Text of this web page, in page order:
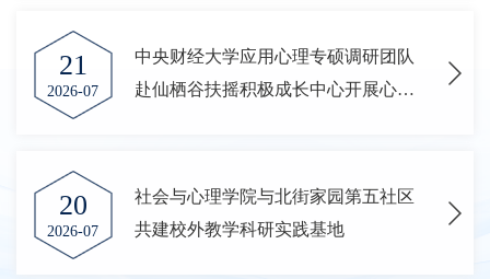
21
2026-07
中央财经大学应用心理专硕调研团队
赴仙栖谷扶摇积极成长中心开展心理
20
2026-07
社会与心理学院与北街家园第五社区
共建校外教学科研实践基地